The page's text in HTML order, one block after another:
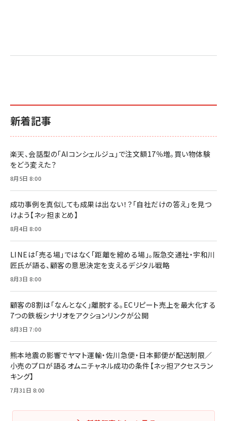
新着記事
楽天、会話型の「AIコンシェルジュ」で注文額17％増。買い物体験
をどう変えた？
8月5日 8:00
成功事例を真似しても成果は出ない！？「自社だけの答え」を見つ
けよう【ネッ担まとめ】
8月4日 8:00
LINEは「売る場」ではなく「距離を縮める場」。阪急交通社・宇和川
匠氏が語る、顧客の意思決定を支えるデジタル戦略
8月3日 8:00
顧客の8割は「なんとなく」離脱する。ECリピート売上を最大化する
7つの鉄板シナリオをアクションリンクが公開
8月3日 7:00
熊本地震の影響でヤマト運輸・佐川急便・日本郵便が配送制限／
小売のプロが語るオムニチャネル成功の条件【ネッ担アクセスラン
キング】
7月31日 8:00